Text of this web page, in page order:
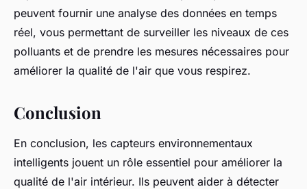
peuvent fournir une analyse des données en temps
réel, vous permettant de surveiller les niveaux de ces
polluants et de prendre les mesures nécessaires pour
améliorer la qualité de l'air que vous respirez.
Conclusion
En conclusion, les capteurs environnementaux
intelligents jouent un rôle essentiel pour améliorer la
qualité de l'air intérieur. Ils peuvent aider à détecter